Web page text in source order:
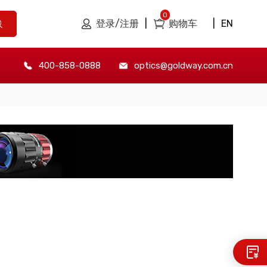
登录/注册 购物车
0
EN
400-858-0888 optics@goldway.com.cn